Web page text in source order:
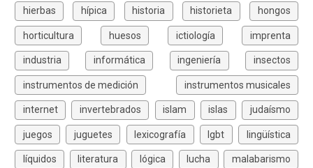
hierbas hípica historia historieta hongos
horticultura huesos ictiología imprenta
industria informática ingeniería insectos
instrumentos de medición instrumentos musicales
internet invertebrados islam islas judaísmo
juegos juguetes lexicografía lgbt lingüística
líquidos literatura lógica lucha malabarismo